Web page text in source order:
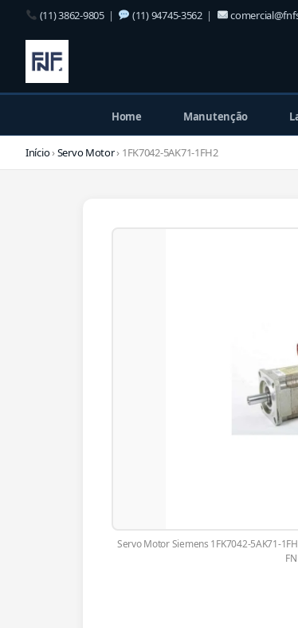
(11) 3862-9805| (11) 94745-3562|
Home Manutenção
Início›Servo Motor› 1FK7042-5AK71-1FH2
Servo Motor Siemens 1FK7042-5AK71-